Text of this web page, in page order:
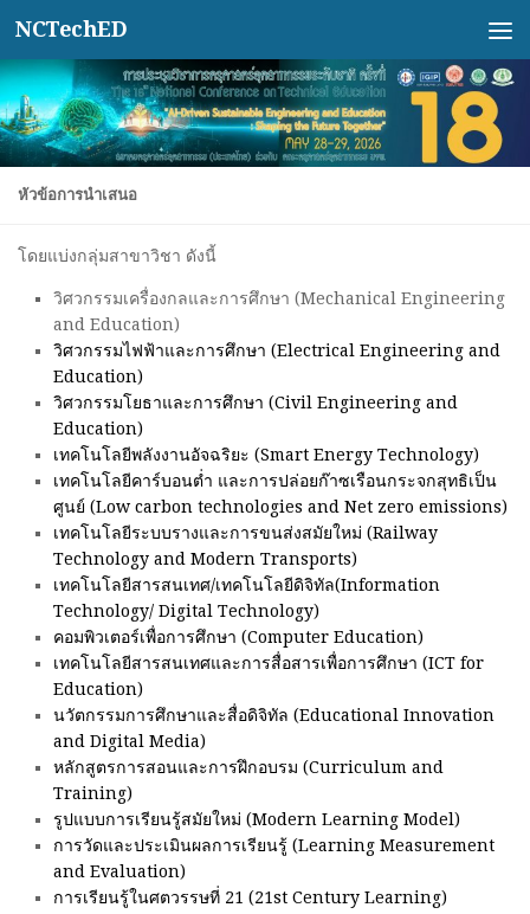
Skip to content
NCTechED
หัวข้อการนำเสนอ
โดยแบ่งกลุ่มสาขาวิชา ดังนี้
วิศวกรรมเครื่องกลและการศึกษา (Mechanical Engineering
and Education)
วิศวกรรมไฟฟ้าและการศึกษา (Electrical Engineering and
Education)
วิศวกรรมโยธาและการศึกษา (Civil Engineering and
Education)
เทคโนโลยีพลังงานอัจฉริยะ (Smart Energy Technology)
เทคโนโลยีคาร์บอนต่ำ และการปล่อยก๊าซเรือนกระจกสุทธิเป็น
ศูนย์ (Low carbon technologies and Net zero emissions)
เทคโนโลยีระบบรางและการขนส่งสมัยใหม่ (Railway
Technology and Modern Transports)
เทคโนโลยีสารสนเทศ/เทคโนโลยีดิจิทัล(Information
Technology/ Digital Technology)
คอมพิวเตอร์เพื่อการศึกษา (Computer Education)
เทคโนโลยีสารสนเทศและการสื่อสารเพื่อการศึกษา (ICT for
Education)
นวัตกรรมการศึกษาและสื่อดิจิทัล (Educational Innovation
and Digital Media)
หลักสูตรการสอนและการฝึกอบรม (Curriculum and
Training)
รูปแบบการเรียนรู้สมัยใหม่ (Modern Learning Model)
การวัดและประเมินผลการเรียนรู้ (Learning Measurement
and Evaluation)
การเรียนรู้ในศตวรรษที่ 21 (21st Century Learning)